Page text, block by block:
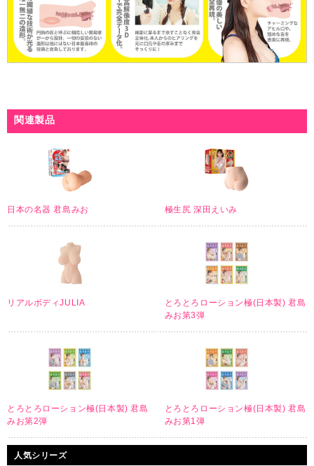
人気シリーズ
関連製品
日本の名器 君島みお 極生尻 深田えいみ
リアルボディJULIA
とろとろローション極(日本製) 君島
みお第3弾
とろとろローション極(日本製) 君島
みお第2弾
とろとろローション極(日本製) 君島
みお第1弾